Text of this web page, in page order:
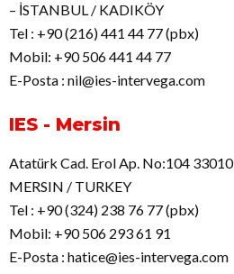
– İSTANBUL / KADIKÖY
Tel : +90 (216) 441 44 77 (pbx)
Mobil: +90 506 441 44 77
E-Posta : nil@ies-intervega.com
IES - Mersin
Atatürk Cad. Erol Ap. No:104 33010
MERSIN / TURKEY
Tel : +90 (324) 238 76 77 (pbx)
Mobil: +90 506 293 61 91
E-Posta : hatice@ies-intervega.com